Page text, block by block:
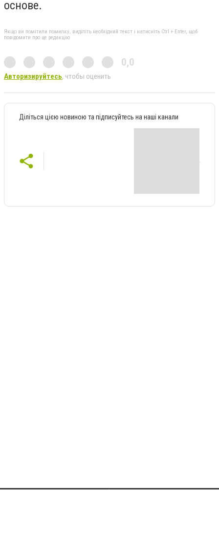
основе.
Якщо ви помітили помилку, виділіть необхідний текст і натисніть Ctrl + Enter, щоб
повідомити про це редакцію
0,0
Авторизируйтесь, чтобы оценить
Діліться цією новиною та підписуйтесь на наші канали